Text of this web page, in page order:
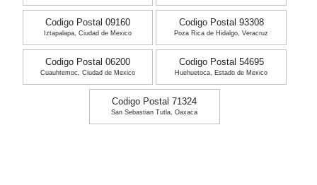
Codigo Postal 09160
Iztapalapa, Ciudad de Mexico
Codigo Postal 93308
Poza Rica de Hidalgo, Veracruz
Codigo Postal 06200
Cuauhtemoc, Ciudad de Mexico
Codigo Postal 54695
Huehuetoca, Estado de Mexico
Codigo Postal 71324
San Sebastian Tutla, Oaxaca